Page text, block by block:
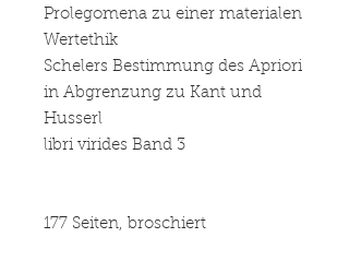
Prolegomena zu einer materialen
Wertethik
Schelers Bestimmung des Apriori
in Abgrenzung zu Kant und
Husserl
libri virides Band 3
177 Seiten, broschiert